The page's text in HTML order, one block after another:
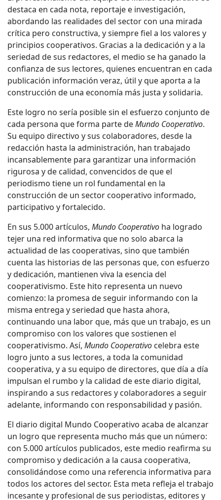
destaca en cada nota, reportaje e investigación,
abordando las realidades del sector con una mirada
crítica pero constructiva, y siempre fiel a los valores y
principios cooperativos. Gracias a la dedicación y a la
seriedad de sus redactores, el medio se ha ganado la
confianza de sus lectores, quienes encuentran en cada
publicación información veraz, útil y que aporta a la
construcción de una economía más justa y solidaria.
Este logro no sería posible sin el esfuerzo conjunto de
cada persona que forma parte deMundo Cooperativo.
Su equipo directivo y sus colaboradores, desde la
redacción hasta la administración, han trabajado
incansablemente para garantizar una información
rigurosa y de calidad, convencidos de que el
periodismo tiene un rol fundamental en la
construcción de un sector cooperativo informado,
participativo y fortalecido.
En sus 5.000 artículos, Mundo Cooperativo ha logrado
tejer una red informativa que no solo abarca la
actualidad de las cooperativas, sino que también
cuenta las historias de las personas que, con esfuerzo
y dedicación, mantienen viva la esencia del
cooperativismo. Este hito representa un nuevo
comienzo: la promesa de seguir informando con la
misma entrega y seriedad que hasta ahora,
continuando una labor que, más que un trabajo, es un
compromiso con los valores que sostienen el
cooperativismo. Así, Mundo Cooperativo celebra este
logro junto a sus lectores, a toda la comunidad
cooperativa, y a su equipo de directores, que día a día
impulsan el rumbo y la calidad de este diario digital,
inspirando a sus redactores y colaboradores a seguir
adelante, informando con responsabilidad y pasión.
El diario digital Mundo Cooperativo acaba de alcanzar
un logro que representa mucho más que un número:
con 5.000 artículos publicados, este medio reafirma su
compromiso y dedicación a la causa cooperativa,
consolidándose como una referencia informativa para
todos los actores del sector. Esta meta refleja el trabajo
incesante y profesional de sus periodistas, editores y